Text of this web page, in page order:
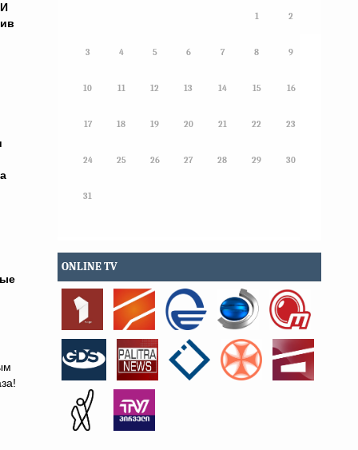
1 2
3 4 5 6 7 8 9
10 11 12 13 14 15 16
17 18 19 20 21 22 23
24 25 26 27 28 29 30
31
ONLINE TV